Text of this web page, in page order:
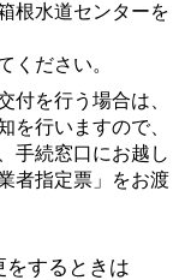
根水道センターを
ください。
付を行う場合は、
を行いますので、
手続窓口にお越し
者指定票」をお渡
するときは